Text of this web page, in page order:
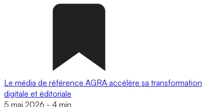
Le média de référence AGRA accélère sa transformation
digitale et éditoriale
5 mai 2026 - 4 min